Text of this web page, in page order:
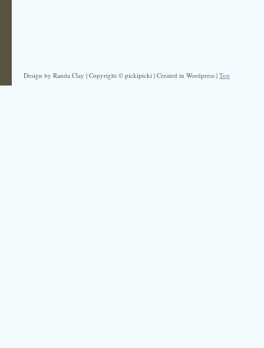
Design by Randa Clay | Copyright © pickipicki | Created in Wordpress | Top